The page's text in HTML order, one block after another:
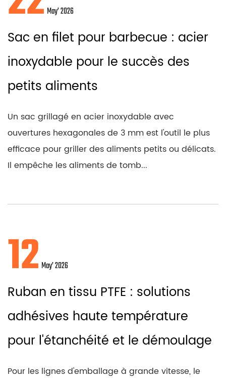
May’ 2026
Sac en filet pour barbecue : acier
inoxydable pour le succès des
petits aliments
Un sac grillagé en acier inoxydable avec
ouvertures hexagonales de 3 mm est l'outil le plus
efficace pour griller des aliments petits ou délicats.
Il empêche les aliments de tomb...
12 May’ 2026
Ruban en tissu PTFE : solutions
adhésives haute température
pour l'étanchéité et le démoulage
Pour les lignes d'emballage à grande vitesse, le